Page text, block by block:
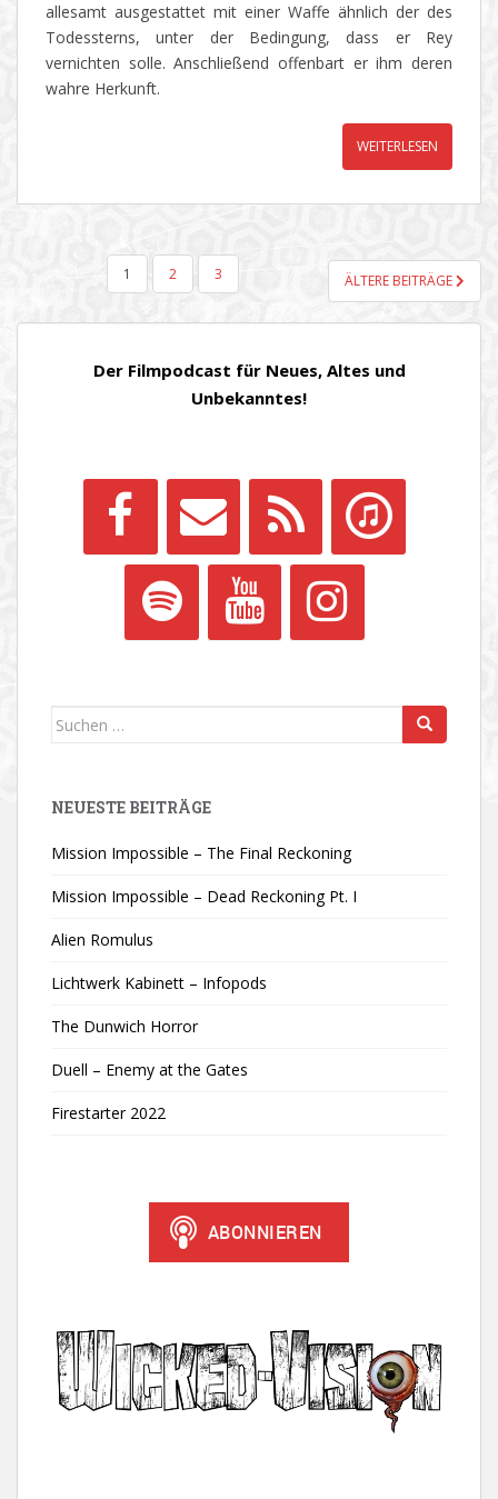
allesamt ausgestattet mit einer Waffe ähnlich der des
Todessterns, unter der Bedingung, dass er Rey
vernichten solle. Anschließend offenbart er ihm deren
wahre Herkunft.
WEITERLESEN
SEITENNUMMERIERUNG
BEITRÄGE
1 2 3 ÄLTERE BEITRÄGE
Der Filmpodcast für Neues, Altes und
Unbekanntes!
Suchen
NEUESTE BEITRÄGE
Mission Impossible – The Final Reckoning
Mission Impossible – Dead Reckoning Pt. I
Alien Romulus
Lichtwerk Kabinett – Infopods
The Dunwich Horror
Duell – Enemy at the Gates
Firestarter 2022